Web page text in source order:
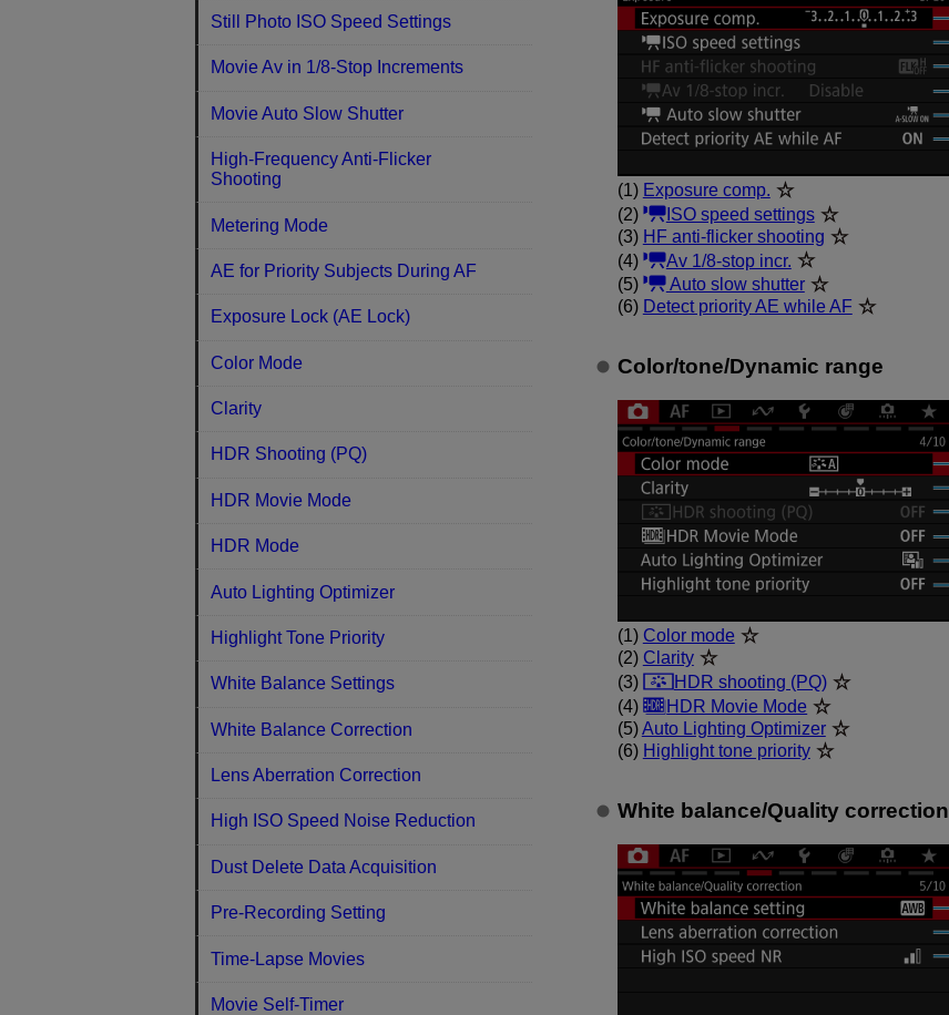
(1) Exposure comp.
(2)
ISO speed settings
(3) HF anti-flicker shooting
(4)
Av 1/8-stop incr.
(5)
Auto slow shutter
(6) Detect priority AE while AF
Color/tone/Dynamic range
(1) Color mode
(2) Clarity
(3)
HDR shooting (PQ)
(4)
HDR Movie Mode
(5)Auto Lighting Optimizer
(6) Highlight tone priority
White balance/Quality correction
Still Photo ISO Speed Settings
Movie Av in 1/8-Stop Increments
Movie Auto Slow Shutter
High-Frequency Anti-Flicker
Shooting
Metering Mode
AE for Priority Subjects During AF
Exposure Lock (AE Lock)
Color Mode
Clarity
HDR Shooting (PQ)
HDR Movie Mode
HDR Mode
Auto Lighting Optimizer
Highlight Tone Priority
White Balance Settings
White Balance Correction
Lens Aberration Correction
High ISO Speed Noise Reduction
Dust Delete Data Acquisition
Pre-Recording Setting
Time-Lapse Movies
Movie Self-Timer